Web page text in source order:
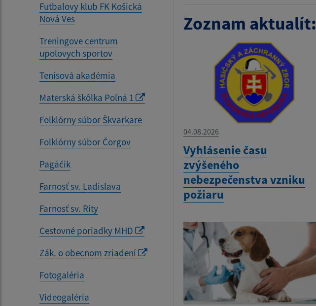
Futbalovy klub FK Košická
Nová Ves
Treningove centrum
upolovych sportov
Tenisová akadémia
Materská škôlka Poľná 1
Folklórny súbor Škvarkare
Folklórny súbor Čorgov
Pagáčik
Farnosť sv. Ladislava
Farnosť sv. Rity
Cestovné poriadky MHD
Zák. o obecnom zriadení
Fotogaléria
Videogaléria
Zoznam aktualít:
04.08.2026
Vyhlásenie času
zvýšeného
nebezpečenstva vzniku
požiaru